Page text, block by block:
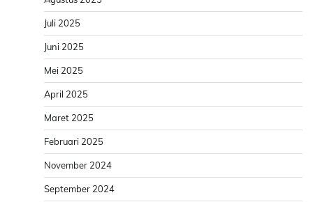
Juli 2025
Juni 2025
Mei 2025
April 2025
Maret 2025
Februari 2025
November 2024
September 2024